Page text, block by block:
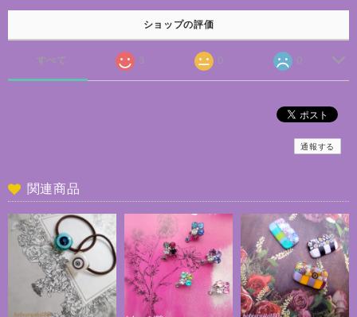
ショップの評価
すべて 3 0 0
通報する
関連商品